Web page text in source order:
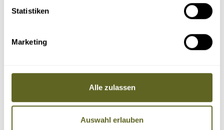
Statistiken
Marketing
Alle zulassen
Auswahl erlauben
Gruppenreise, Individualreise /ASNP005